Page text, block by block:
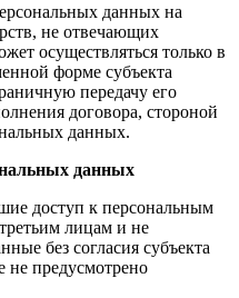
данных на
не отвечающих
осуществляться только в
форме субъекта
передачу его
договора, стороной
данных.
данных
доступ к персональным
лицам и не
без согласия субъекта
не предусмотрено